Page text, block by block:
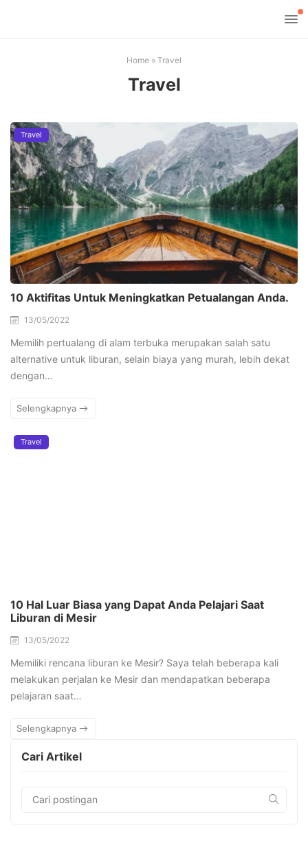
Home » Travel
Travel
Travel
10 Aktifitas Untuk Meningkatkan Petualangan Anda.
13/05/2022
Memilih pertualang di alam terbuka merupakan salah satu
alternative untuk liburan, selain biaya yang murah, lebih dekat
dengan…
Selengkapnya
Travel
10 Hal Luar Biasa yang Dapat Anda Pelajari Saat
Liburan di Mesir
13/05/2022
Memiliki rencana liburan ke Mesir? Saya telah beberapa kali
melakukan perjalan ke Mesir dan mendapatkan beberapa
pelajaran saat…
Selengkapnya
Cari Artikel